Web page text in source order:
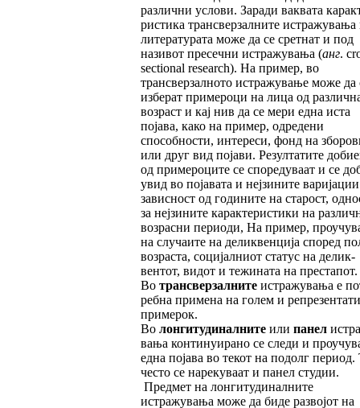
раз­лич­ни услови. Заради ваквата
рис­ти­ка трансверзалните истражувања
литера­ту­рата може да се сретнат и под
називот пре­сечни истражувања (анг.
sectional research). На пример, во
трансверзалното истражување може да
изберат примероци на лица од
возраст и кај нив да се мери една иста
појава, како на пример, од­ре­де­ни
способности, интереси, фонд на
или друг вид појави. Резултатите
од примероците се споредуваат и се
увид во појавата и нејзините
зависност од годините на старост,
за нејзините карактеристики на
возрасни периоди, На пример,
на случаите на деликвенција според
возраста, социјалниот статус на делик­
вентот, видот и тежината на престапот.
Во трансверзалните истражувања е
ребна примена на голем и
примерок.
Во лонгитудиналните или панел
вања континуирано се следи и
една појава во текот на подолг период.
често се нарекуваат и панел студии.
Предмет на лонгитудиналните
истражувања може да би­де развојот на